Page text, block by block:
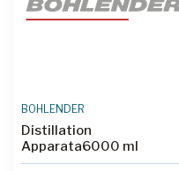
BOHLENDER
Distillation
Apparata6000 ml